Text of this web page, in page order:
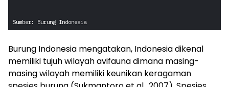
Burung Indonesia mengatakan, Indonesia dikenal
memiliki tujuh wilayah avifauna dimana masing-
masing wilayah memiliki keunikan keragaman